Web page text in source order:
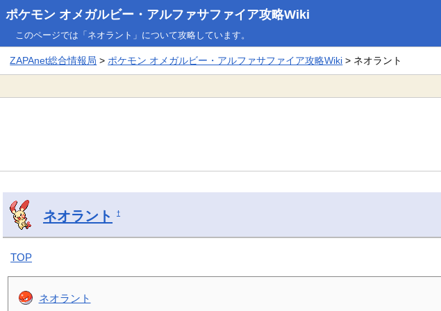
ポケモン オメガルビー・アルファサファイア攻略Wiki
このページでは「ネオラント」について攻略しています。
ZAPAnet総合情報局 >ポケモン オメガルビー・アルファサファイア攻略Wiki > ネオラント
ネオラント †
TOP
ネオラント